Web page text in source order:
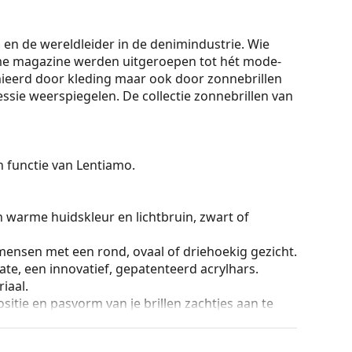
de wereldleider in de denimindustrie. Wie
magazine werden uitgeroepen tot hét mode-
door kleding maar ook door zonnebrillen
weerspiegelen. De collectie zonnebrillen van
functie van Lentiamo.
huidskleur en lichtbruin, zwart of
met een rond, ovaal of driehoekig gezicht.
een innovatief, gepatenteerd acrylhars.
en pasvorm van je brillen zachtjes aan te